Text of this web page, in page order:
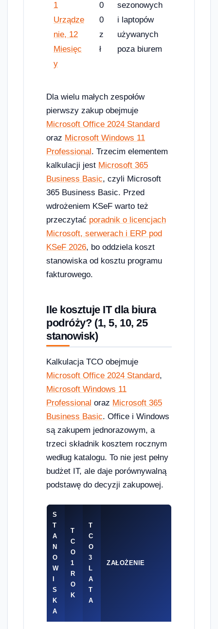
1
Urządze
nie, 12
Miesięc
y
0
0
z
ł
sezonowych
i laptopów
używanych
poza biurem
Dla wielu małych zespołów
pierwszy zakup obejmuje
Microsoft Office 2024 Standard
oraz Microsoft Windows 11
Professional. Trzecim elementem
kalkulacji jest Microsoft 365
Business Basic, czyli Microsoft
365 Business Basic. Przed
wdrożeniem KSeF warto też
przeczytać poradnik o licencjach
Microsoft, serwerach i ERP pod
KSeF 2026, bo oddziela koszt
stanowiska od kosztu programu
fakturowego.
Ile kosztuje IT dla biura
podróży? (1, 5, 10, 25
stanowisk)
Kalkulacja TCO obejmuje
Microsoft Office 2024 Standard,
Microsoft Windows 11
Professional oraz Microsoft 365
Business Basic. Office i Windows
są zakupem jednorazowym, a
trzeci składnik kosztem rocznym
według katalogu. To nie jest pełny
budżet IT, ale daje porównywalną
podstawę do decyzji zakupowej.
S
T
A
N
O
W
S
K
A
T
C
O
1
R
O
K
T
C
O
3
L
A
T
A
ZAŁOŻENIE